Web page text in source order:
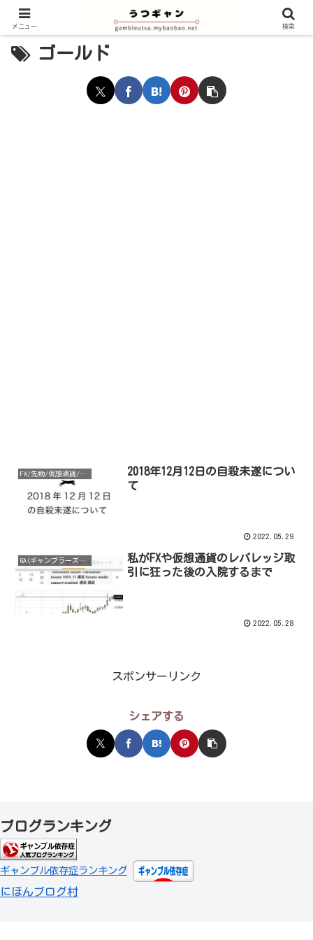
ゴールド
FX/先物/仮想通貨/レバレッジ取引
2018年12月12日の自殺未遂につい
て
2022.05.29
GA(ギャンブラーズアノニマス)
私がFXや仮想通貨のレバレッジ取
引に狂った後の入院するまで
2022.05.28
スポンサーリンク
シェアする
ブログランキング
ギャンブル依存症ランキング
にほんブログ村
メニュー 検索